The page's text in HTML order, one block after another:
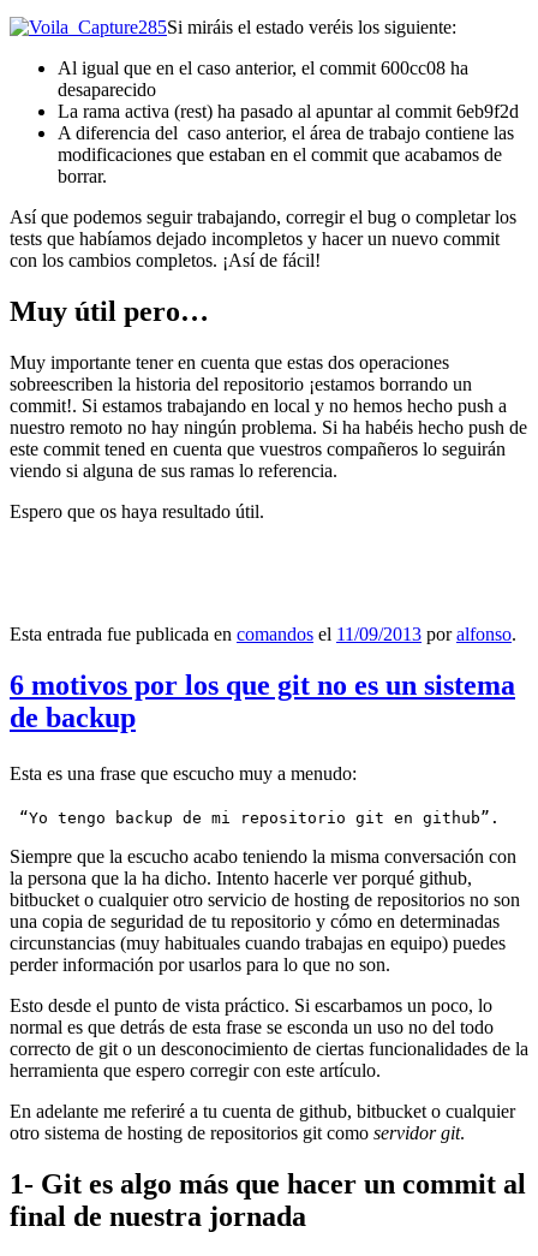
Si miráis el estado veréis los siguiente:
Al igual que en el caso anterior, el commit 600cc08 ha
desaparecido
La rama activa (rest) ha pasado al apuntar al commit 6eb9f2d
A diferencia del caso anterior, el área de trabajo contiene las
modificaciones que estaban en el commit que acabamos de
borrar.
Así que podemos seguir trabajando, corregir el bug o completar los
tests que habíamos dejado incompletos y hacer un nuevo commit
con los cambios completos. ¡Así de fácil!
Muy útil pero…
Muy importante tener en cuenta que estas dos operaciones
sobreescriben la historia del repositorio ¡estamos borrando un
commit!. Si estamos trabajando en local y no hemos hecho push a
nuestro remoto no hay ningún problema. Si ha habéis hecho push de
este commit tened en cuenta que vuestros compañeros lo seguirán
viendo si alguna de sus ramas lo referencia.
Espero que os haya resultado útil.
Esta entrada fue publicada en comandos el 11/09/2013 poralfonso.
6 motivos por los que git no es un sistema
de backup
Esta es una frase que escucho muy a menudo:
“Yo tengo backup de mi repositorio git en github”.
Siempre que la escucho acabo teniendo la misma conversación con
la persona que la ha dicho. Intento hacerle ver porqué github,
bitbucket o cualquier otro servicio de hosting de repositorios no son
una copia de seguridad de tu repositorio y cómo en determinadas
circunstancias (muy habituales cuando trabajas en equipo) puedes
perder información por usarlos para lo que no son.
Esto desde el punto de vista práctico. Si escarbamos un poco, lo
normal es que detrás de esta frase se esconda un uso no del todo
correcto de git o un desconocimiento de ciertas funcionalidades de la
herramienta que espero corregir con este artículo.
En adelante me referiré a tu cuenta de github, bitbucket o cualquier
otro sistema de hosting de repositorios git como servidor git.
1- Git es algo más que hacer un commit al
final de nuestra jornada